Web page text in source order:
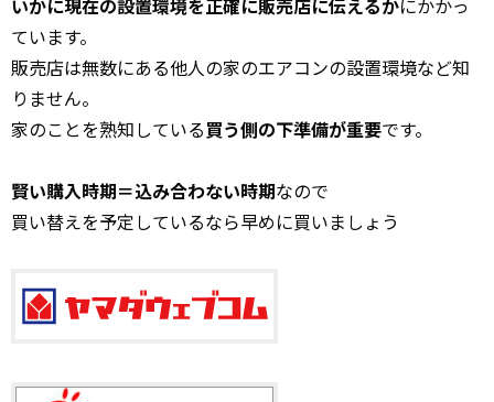
いかに現在の設置環境を正確に販売店に伝えるかにかかっ
ています。
販売店は無数にある他人の家のエアコンの設置環境など知
りません。
家のことを熟知している買う側の下準備が重要です。
賢い購入時期＝込み合わない時期なので
買い替えを予定しているなら早めに買いましょう